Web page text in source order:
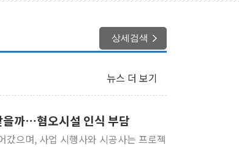
양주 섬유염색공장서 화재 1명 중상…대응 1단계 진압 중
김정관 산업부 장관 "주 52시간 손봐야, 경쟁상대 中과 비교해
[3보] 북, 원산서 동해로 단거리 탄도미사일 1발 발사… 올해
동해해경, 독도 해상서 부유물 감긴 어선 구조
주한미군 "오산기지 누출, 백린 아닌 무해한 표면 부식 물질"
상세검색
뉴스 더 보기
을까…혐오시설 인식 부담
갔으며, 사업 시행사와 시공사는 프로젝